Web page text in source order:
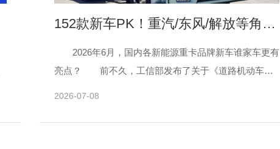
152款新车PK！重汽/东风/解放等角逐
新能源重卡赛道 谁会成为爆款？| 头条
2026年6月，国内各新能源重卡品牌新车谁家车更有
亮点？ 前不久，工信部发布了关于《道路机动车辆
2026-07-08